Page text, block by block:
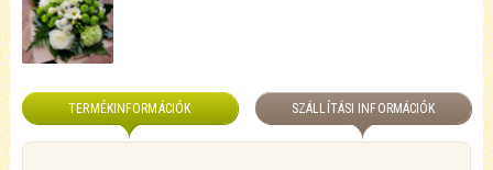
TERMÉKINFORMÁCIÓK SZÁLLÍTÁSI INFORMÁCIÓK